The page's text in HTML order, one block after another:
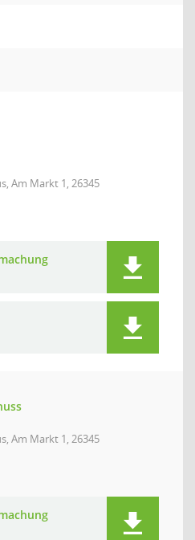
Am Markt 1, 26345
Am Markt 1, 26345